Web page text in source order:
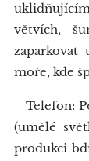
větvích,
zaparkovat
moře, kde
Telefon:
(umělé
produkci